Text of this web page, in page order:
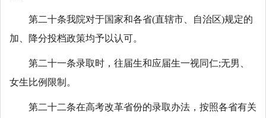
第二十条我院对于国家和各省(直辖市、自治区)规定的
加、降分投档政策均予以认可。
第二十一条录取时，往届生和应届生一视同仁;无男、
女生比例限制。
第二十二条在高考改革省份的录取办法，按照各省有关